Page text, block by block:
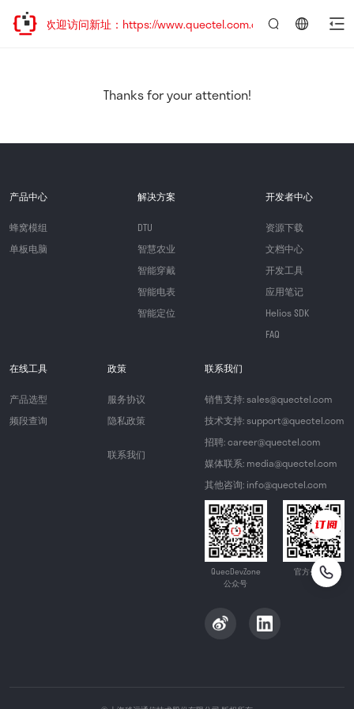
迁移，欢迎访问新址：https://www.quectel.com.cn
Thanks for your attention!
产品中心
蜂窝模组
单板电脑
解决方案
DTU
智慧农业
智能穿戴
智能电表
智能定位
开发者中心
资源下载
文档中心
开发工具
应用笔记
Helios SDK
FAQ
在线工具
产品选型
频段查询
政策
服务协议
隐私政策
联系我们
联系我们
销售支持: sales@quectel.com
技术支持: support@quectel.com
招聘: career@quectel.com
媒体联系: media@quectel.com
其他咨询: info@quectel.com
QuecDevZone
公众号
官方公众号